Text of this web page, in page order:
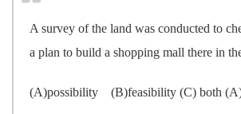
A survey of the land was conducted to
a plan to build a shopping mall there in
(A)possibility (B)feasibility (C) both